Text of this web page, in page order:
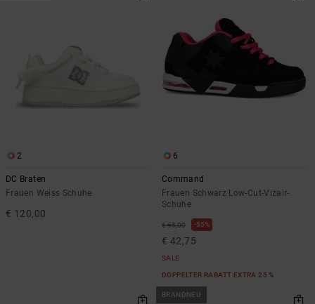
2
DC Braten
Frauen Weiss Schuhe
€ 120,00
6
Command
Frauen Schwarz Low-Cut-Vizair-
Schuhe
€ 95,00 55%
€ 42,75
SALE
DOPPELTER RABATT EXTRA 25 %
BRANDNEU